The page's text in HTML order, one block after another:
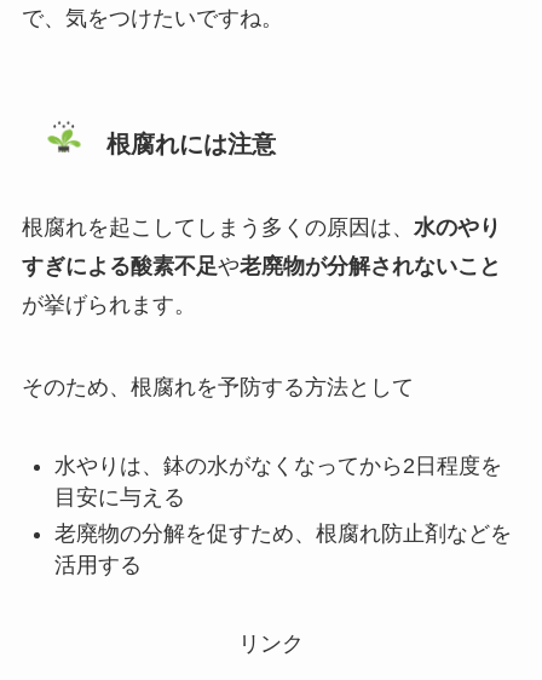
で、気をつけたいですね。
根腐れには注意
根腐れを起こしてしまう多くの原因は、 水のやり
すぎによる酸素不足や老廃物が分解されないこと
が挙げられます。
そのため、根腐れを予防する方法として
水やりは、鉢の水がなくなってから2日程度を
目安に与える
老廃物の分解を促すため、根腐れ防止剤などを
活用する
リンク